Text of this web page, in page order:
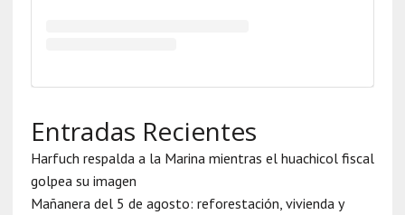
Entradas Recientes
Harfuch respalda a la Marina mientras el huachicol fiscal
golpea su imagen
Mañanera del 5 de agosto: reforestación, vivienda y